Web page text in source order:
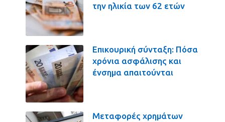
την ηλικία των 62 ετών
Επικουρική σύνταξη: Πόσα
χρόνια ασφάλισης και
ένσημα απαιτούνται
Μεταφορές χρημάτων